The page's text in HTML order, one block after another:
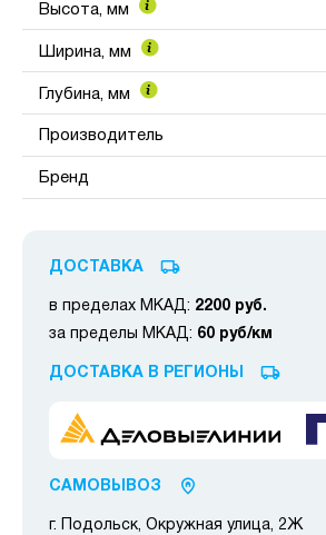
Высота, мм
Ширина, мм
Глубина, мм
Производитель
Бренд
ДОСТАВКА
в пределах МКАД: 2200 руб.
за пределы МКАД: 60 руб/км
ДОСТАВКА В РЕГИОНЫ
САМОВЫВОЗ
г. Подольск, Окружная улица, 2Ж